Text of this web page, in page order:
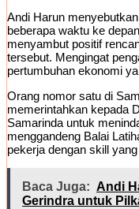
Andi Harun
beberapa waktu ke
menyambut positif
tersebut. Mengingat
pertumbuhan ekonomi
Orang nomor satu di
memerintahkan kepada
Samarinda untuk
menggandeng Balai
pekerja dengan skill
Baca Juga: Andi
Gerindra untuk